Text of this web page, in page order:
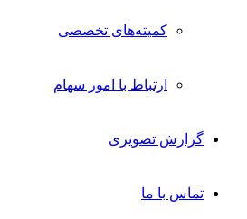
کمیته‌های تخصصی
ارتباط با امور سهام
گزارش تصویری
تماس با ما